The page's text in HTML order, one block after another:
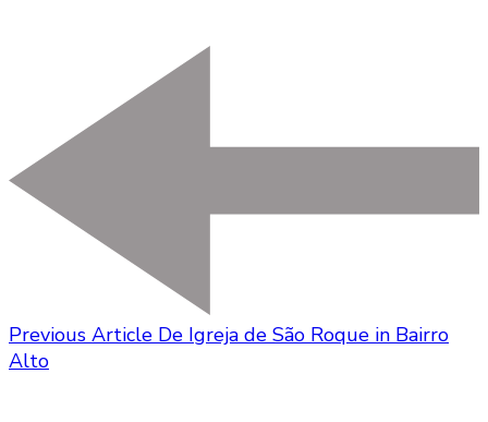
Previous Article De Igreja de São Roque in Bairro
Alto